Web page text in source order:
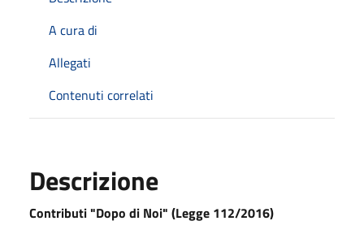
A cura di
Allegati
Contenuti correlati
Descrizione
Contributi "Dopo di Noi" (Legge 112/2016)